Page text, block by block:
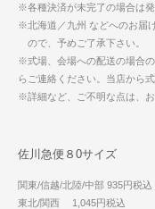
※各種決済が未完了の場合は
※北海道／九州 などへのお届
ので、予めご了承下さい。
※式場、会場への配送の場合
らご連絡ください。当店から
※詳細など、ご不明な点は、
佐川急便８0サイズ
関東/信越/北陸/中部 935円税込
東北/関西 1,045円税込